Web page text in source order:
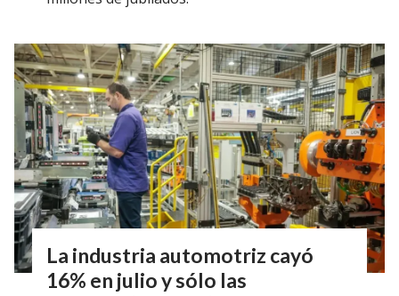
La industria automotriz cayó
16% en julio y sólo las